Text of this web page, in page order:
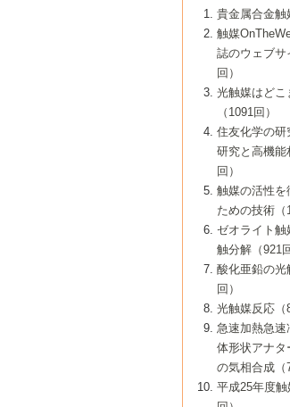
8号 高機能化ポリオ
触媒の最近の進展
7号 持続可能社会実
触媒関連技術
5号 若手会員による
企業編
6号 第102回触媒討論
7号 触媒・化学反応
8号 若手研究者によ
2：大学・研究所編
5号 こんな物質，あ
の可能性―
7号 『結晶の化学』
8号 イオン液体の応用
5号 水素製造・貯蔵
しい展開
6号 第98回触媒討論会
7号 基礎化学品製造
8号 多機能型リアクタ
4号 水分解用光触媒材
5号 時間分解分光の
6号 第96回触媒討論会
8号 超臨界流体を用
2号 第93回触媒討論会
3号 特殊エネルギー
4号 生体内における
5号 ファインケミカ
6号 第94回触媒討論会
7号 サブナノレベル
8号 オレフィン重合
1号 なぜこの触媒が
2号 第91回触媒討論会
3号 最近の自動車排ガ
4号 触媒研究の現状
5号 基礎化学品製造
6号 第92回触媒討論会
7号 基礎化学品製造の
8号 資源の循環と触媒
▼44巻（2002年）
1号 高次制御された
2号 第89回触媒討論会
3号 触媒を利用した
4号 ナノ材料の調製と
5号 こんな触媒が欲
6号 第90回触媒討論会
7号 触媒研究と学術雑
8号 若い世代からみ
▼43巻（2001年）
1号 グリーンケミスト
2号 第87回触媒討論会
3号 生体触媒とバイオ
4号 水素製造・利用
5号 触媒研究におけ
ビナトリアルケミスト
6号 第88回触媒討論
7号 企業における触
8号 この材料を触媒
▼42巻（2000年）
1号 触媒反応工学の
2号 第85回触媒討論会
3号 反応ダイナミクス
5号 触媒のおもしろ
6号 第86回触媒討論会
7号 水素化精製触媒の
8号 新しい反応性と
クラスタ-化学
▼41巻（1999年）
1号 孔、穴、あな?-
2号 第83回触媒討論会
3号 均一系触媒反応最
4号 実用炭素材料の
5号 研究の方法論を
7号 機能性金属材料
8号 触媒研究への
▼40巻（1998年）
進展と21世紀への提
媒学会この10年の歩
2号 第81回触媒討論会
3号 計算機触媒化学へ
4号 触媒劣化の制御
5号 最新の実用プロセ
6号 第82回触媒討論会
7号 ナノ構造体の化学
8号 あの反応は今
1号 均一系と不均一
接点
2号 第79回触媒討論会
3号 最新NO除去触媒
4号 新しい反応場を
5号 反応・分離技術の
6号 第80回触媒討論会
8号 AFMでみる世界
▼38巻（1996年）
1号 触媒の構造と触
する21世紀への触媒
3号 オリンピックメ
な触媒作用を示すか
4号 触媒作用におけ
5号 未来を拓け！若
6号 第78回触媒討論会
7号 ダイナミックな
開/C1化学を中心とす
▼37巻（1995年）
1号 ファインケミカ
2号 第75回触媒討論会
3号 希土類を利用し
4号 触媒とリサイクル
5号 エネルギー変換触
6号 第76回触媒討論会
7号 表面吸着相の新
8号 マイクロポーラ
▼36巻（1994年）
1号 電気化学と触媒
2号 第73回触媒討論会
3号 C4化学の展開
4号 《通常号》
5号 《通常号》
6号 第74回触媒討論会
▼35巻（1993年）
1号 工業触媒開発マ
業化まで
2号 第71回触媒討論会
3号 研究開発のうら
4号 触媒劣化と寿命
5号 環境に優しい触媒
▼34巻（1992年）
1号 インパクトを与え
2号 第69回触媒討論会
3号 ケミカルズ合成
▼33巻（1991年）
1号 触媒プロセス開
ら工業化まで，知っ
2号 第67回触媒討論会
▼32巻（1990年）
1号 21世紀に向けて
す―触媒化学の裾野を
2号 第65回触媒討論会
▼31巻（1989年）
1号 情報科学と反応
▼30巻（1988年）
貴金属合金触
触媒
誌のウェブ
回）
光触媒はど
（1091回）
住友化学の
研究と高機
回）
触媒の活性を
ための技術（
ゼオライト
触分解（921
酸化亜鉛の光
回）
光触媒反応（
急速加熱急
体形状アナタ
の気相合成（
平成25年度